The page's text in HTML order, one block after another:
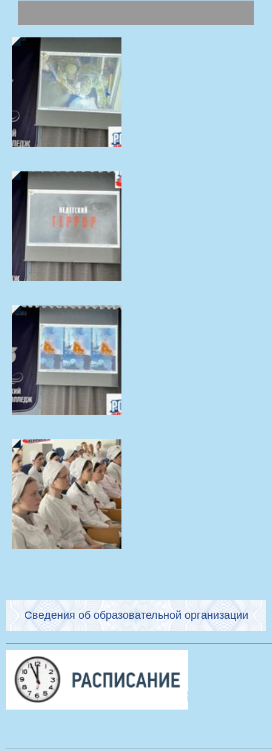
Сведения об образовательной организации